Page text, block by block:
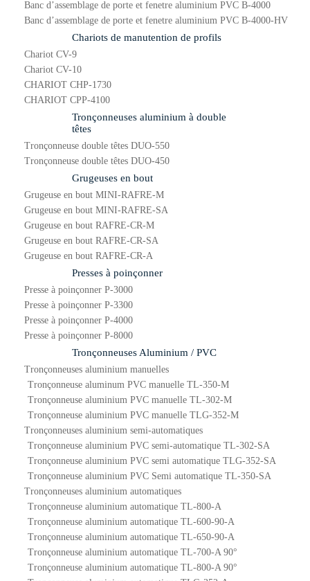
Banc d’assemblage de porte et fenetre aluminium PVC B-4000
Banc d’assemblage de porte et fenetre aluminium PVC B-4000-HV
Chariots de manutention de profils
Chariot CV-9
Chariot CV-10
CHARIOT CHP-1730
CHARIOT CPP-4100
Tronçonneuses aluminium à double
têtes
Tronçonneuse double têtes DUO-550
Tronçonneuse double têtes DUO-450
Grugeuses en bout
Grugeuse en bout MINI-RAFRE-M
Grugeuse en bout MINI-RAFRE-SA
Grugeuse en bout RAFRE-CR-M
Grugeuse en bout RAFRE-CR-SA
Grugeuse en bout RAFRE-CR-A
Presses à poinçonner
Presse à poinçonner P-3000
Presse à poinçonner P-3300
Presse à poinçonner P-4000
Presse à poinçonner P-8000
Tronçonneuses Aluminium / PVC
Tronçonneuses aluminium manuelles
Tronçonneuse aluminum PVC manuelle TL-350-M
Tronçonneuse aluminium PVC manuelle TL-302-M
Tronçonneuse aluminium PVC manuelle TLG-352-M
Tronçonneuses aluminium semi-automatiques
Tronçonneuse aluminium PVC semi-automatique TL-302-SA
Tronçonneuse aluminium PVC semi automatique TLG-352-SA
Tronçonneuse aluminium PVC Semi automatique TL-350-SA
Tronçonneuses aluminium automatiques
Tronçonneuse aluminium automatique TL-800-A
Tronçonneuse aluminium automatique TL-600-90-A
Tronçonneuse aluminium automatique TL-650-90-A
Tronçonneuse aluminium automatique TL-700-A 90°
Tronçonneuse aluminium automatique TL-800-A 90°